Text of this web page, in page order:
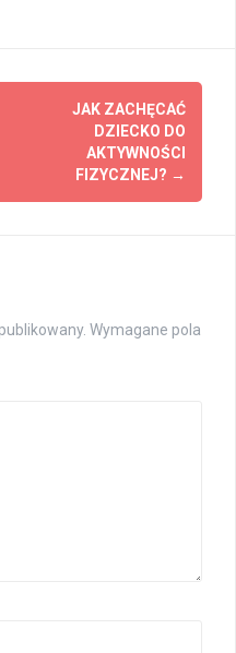
JAK ZACHĘCAĆ
DZIECKO DO
AKTYWNOŚCI
FIZYCZNEJ? →
Wymagane pola